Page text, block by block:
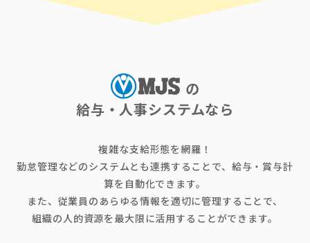
の
給与・人事システムなら
複雑な支給形態を網羅！
勤怠管理などのシステムとも連携することで、給与・賞与計
算を自動化できます。
また、従業員のあらゆる情報を適切に管理することで、
組織の人的資源を最大限に活用することができます。